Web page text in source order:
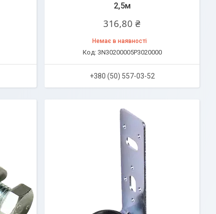
2,5м
316,80 ₴
Немає в наявності
3N30200005P3020000
+380 (50) 557-03-52